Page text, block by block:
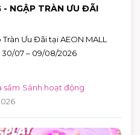
- NGẬP TRÀN ƯU ĐÃI
Ưu Đãi tại AEON MALL
30/07 – 09/08/2026
sắm Sảnh hoạt động